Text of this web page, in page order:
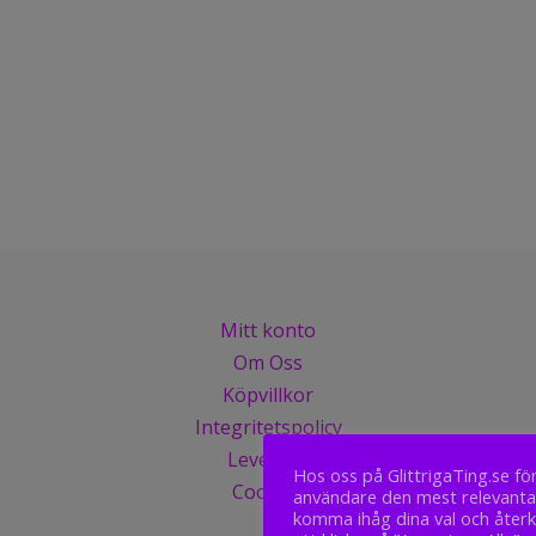
Mitt konto
Om Oss
Köpvillkor
Integritetspolicy
Leverans
Cookies
Hos oss på GlittrigaTing.se
användare den mest
komma ihåg dina val och